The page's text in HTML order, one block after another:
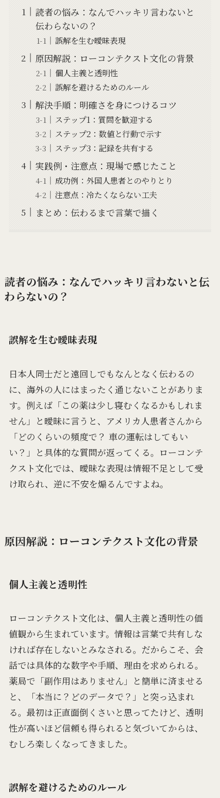
読者の悩み：なんでハッキリ言わないと
伝わらないの？
誤解を生む曖昧表現
原因解説：ローコンテクスト文化の背景
個人主義と透明性
誤解を避けるためのルール
解決手順：明確さを身につけるコツ
ステップ1：質問を歓迎する
ステップ2：数値と行動で示す
ステップ3：記録を共有する
実践例・注意点：現場で感じたこと
成功例：外国人患者とのやりとり
注意点：冷たくならない工夫
まとめ：伝わるまで言葉で描く
読者の悩み：なんでハッキリ言わないと伝
わらないの？
誤解を生む曖昧表現
日本人同士だと遠回しでもなんとなく伝わるの
に、海外の人にはまったく通じないことがありま
す。例えば「この薬は少し寝むくなるかもしれま
せん」と曖昧に言うと、アメリカ人患者さんから
「どのくらいの頻度で？ 車の運転はしてもい
い？」と具体的な質問が返ってくる。ローコンテ
クスト文化では、曖昧な表現は情報不足として受
け取られ、逆に不安を煽るんですよね。
原因解説：ローコンテクスト文化の背景
個人主義と透明性
ローコンテクスト文化は、個人主義と透明性の価
値観から生まれています。情報は言葉で共有しな
ければ存在しないとみなされる。だからこそ、会
話では具体的な数字や手順、理由を求められる。
薬局で「副作用はありません」と簡単に済ませる
と、「本当に？どのデータで？」と突っ込まれ
る。最初は正直面倒くさいと思ってたけど、透明
性が高いほど信頼も得られると気づいてからは、
むしろ楽しくなってきました。
誤解を避けるためのルール